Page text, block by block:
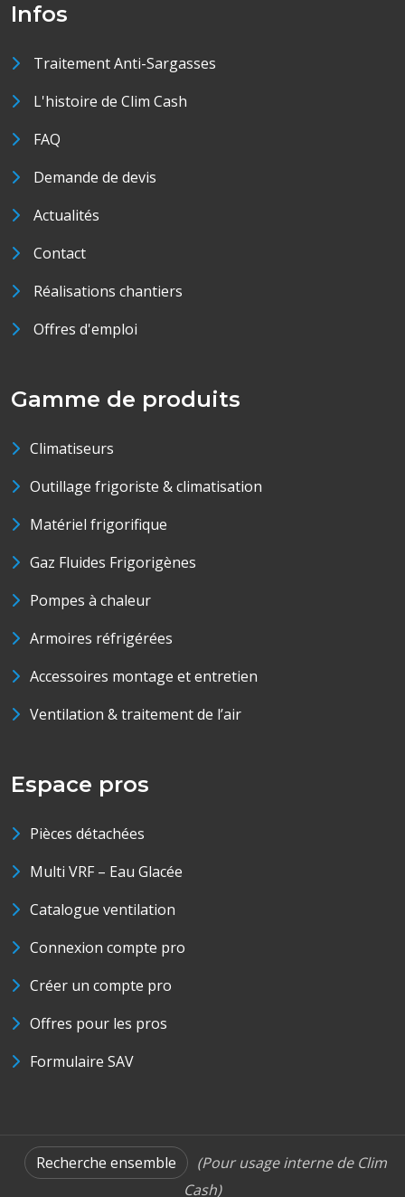
Infos
Traitement Anti-Sargasses
L'histoire de Clim Cash
FAQ
Demande de devis
Actualités
Contact
Réalisations chantiers
Offres d'emploi
Gamme de produits
Climatiseurs
Outillage frigoriste & climatisation
Matériel frigorifique
Gaz Fluides Frigorigènes
Pompes à chaleur
Armoires réfrigérées
Accessoires montage et entretien
Ventilation & traitement de l’air
Espace pros
Pièces détachées
Multi VRF – Eau Glacée
Catalogue ventilation
Connexion compte pro
Créer un compte pro
Offres pour les pros
Formulaire SAV
Recherche ensemble
(Pour usage interne de Clim
Cash)